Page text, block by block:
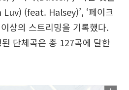
(feat. Halsey)’, ‘페이크
상의 스트리밍을 기록했다.
단체곡은 총 127곡에 달한